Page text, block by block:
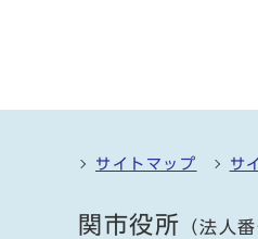
サイトマップ サ
関市役所 （法人